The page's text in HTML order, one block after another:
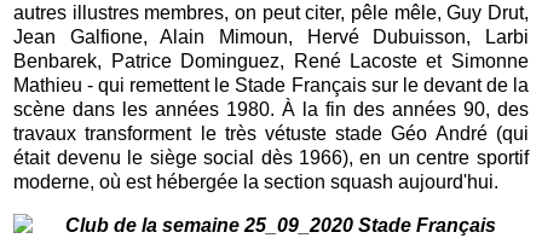
autres illustres membres, on peut citer, pêle mêle, Guy Drut,
Jean Galfione, Alain Mimoun, Hervé Dubuisson, Larbi
Benbarek, Patrice Dominguez, René Lacoste et Simonne
Mathieu - qui remettent le Stade Français sur le devant de la
scène dans les années 1980. À la fin des années 90, des
travaux transforment le très vétuste stade Géo André (qui
était devenu le siège social dès 1966), en un centre sportif
moderne, où est hébergée la section squash aujourd'hui.